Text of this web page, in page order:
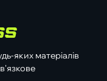
яких матеріалів